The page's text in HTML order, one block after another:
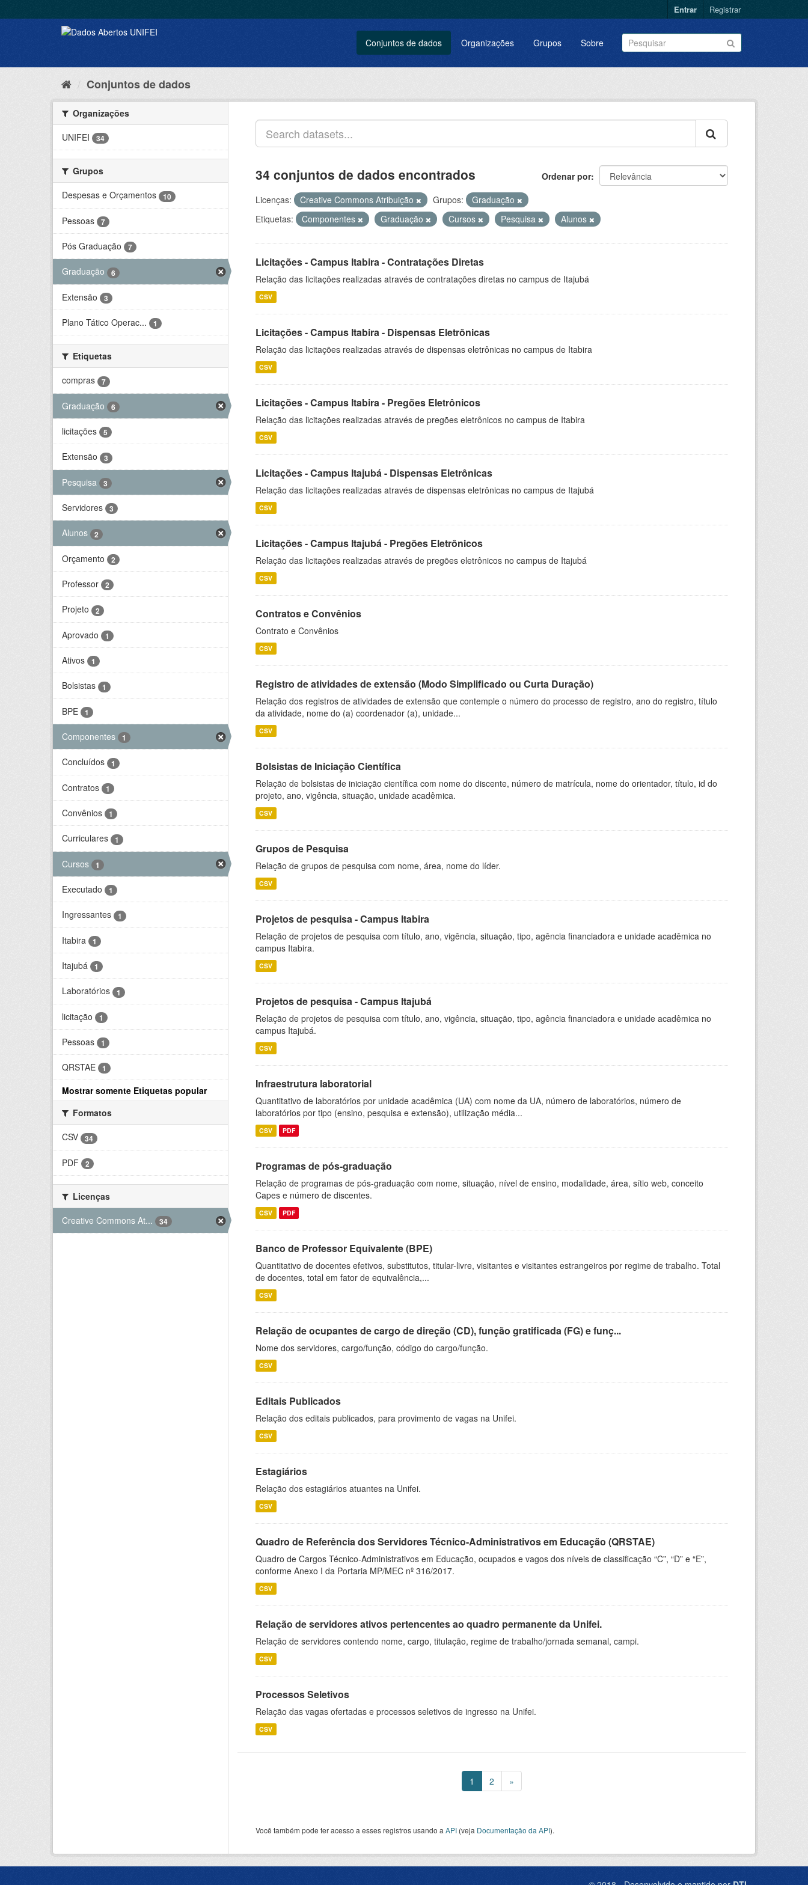
Entrar Registrar
Conjuntos de dados Organizações Grupos Sobre
Conjuntos de dados
Organizações
UNIFEI
34
Grupos
Despesas e Orçamentos
10
Pessoas 7
Pós Graduação 7
Graduação 6
Extensão 3
Plano Tático Operac... 1
Etiquetas
compras
7
Graduação 6
licitações 5
Extensão 3
Pesquisa 3
Servidores 3
Alunos 2
Orçamento 2
Professor 2
Projeto 2
Aprovado 1
Ativos 1
Bolsistas 1
BPE 1
Componentes 1
Concluídos 1
Contratos 1
Convênios 1
Curriculares 1
Cursos 1
Executado 1
Ingressantes 1
Itabira 1
Itajubá 1
Laboratórios 1
licitação 1
Pessoas 1
QRSTAE 1
Mostrar somente Etiquetas popular
Formatos
CSV
34
PDF 2
Licenças
Creative Commons At...
34
Ordenar por
34 conjuntos de dados encontrados
Licenças: Creative Commons Atribuição Grupos:
Graduação
Etiquetas:
Componentes Graduação Cursos Pesquisa Alunos
Licitações - Campus Itabira - Contratações Diretas
Relação das licitações realizadas através de contratações diretas no campus de Itajubá
CSV
Licitações - Campus Itabira - Dispensas Eletrônicas
Relação das licitações realizadas através de dispensas eletrônicas no campus de Itabira
CSV
Licitações - Campus Itabira - Pregões Eletrônicos
Relação das licitações realizadas através de pregões eletrônicos no campus de Itabira
CSV
Licitações - Campus Itajubá - Dispensas Eletrônicas
Relação das licitações realizadas através de dispensas eletrônicas no campus de Itajubá
CSV
Licitações - Campus Itajubá - Pregões Eletrônicos
Relação das licitações realizadas através de pregões eletrônicos no campus de Itajubá
CSV
Contratos e Convênios
Contrato e Convênios
CSV
Registro de atividades de extensão (Modo Simplificado ou Curta Duração)
Relação dos registros de atividades de extensão que contemple o número do processo de registro, ano do registro, título
da atividade, nome do (a) coordenador (a), unidade...
CSV
Bolsistas de Iniciação Científica
Relação de bolsistas de iniciação científica com nome do discente, número de matrícula, nome do orientador, título, id do
projeto, ano, vigência, situação, unidade acadêmica.
CSV
Grupos de Pesquisa
Relação de grupos de pesquisa com nome, área, nome do líder.
CSV
Projetos de pesquisa - Campus Itabira
Relação de projetos de pesquisa com título, ano, vigência, situação, tipo, agência financiadora e unidade acadêmica no
campus Itabira.
CSV
Projetos de pesquisa - Campus Itajubá
Relação de projetos de pesquisa com título, ano, vigência, situação, tipo, agência financiadora e unidade acadêmica no
campus Itajubá.
CSV
Infraestrutura laboratorial
Quantitativo de laboratórios por unidade acadêmica (UA) com nome da UA, número de laboratórios, número de
laboratórios por tipo (ensino, pesquisa e extensão), utilização média...
CSV PDF
Programas de pós-graduação
Relação de programas de pós-graduação com nome, situação, nível de ensino, modalidade, área, sítio web, conceito
Capes e número de discentes.
CSV PDF
Banco de Professor Equivalente (BPE)
Quantitativo de docentes efetivos, substitutos, titular-livre, visitantes e visitantes estrangeiros por regime de trabalho. Total
de docentes, total em fator de equivalência,...
CSV
Relação de ocupantes de cargo de direção (CD), função gratificada (FG) e funç...
Nome dos servidores, cargo/função, código do cargo/função.
CSV
Editais Publicados
Relação dos editais publicados, para provimento de vagas na Unifei.
CSV
Estagiários
Relação dos estagiários atuantes na Unifei.
CSV
Quadro de Referência dos Servidores Técnico-Administrativos em Educação (QRSTAE)
Quadro de Cargos Técnico-Administrativos em Educação, ocupados e vagos dos níveis de classificação “C”, “D” e “E”,
conforme Anexo I da Portaria MP/MEC nº 316/2017.
CSV
Relação de servidores ativos pertencentes ao quadro permanente da Unifei.
Relação de servidores contendo nome, cargo, titulação, regime de trabalho/jornada semanal, campi.
CSV
Processos Seletivos
Relação das vagas ofertadas e processos seletivos de ingresso na Unifei.
CSV
1 2 »
Você também pode ter acesso a esses registros usando a API (veja Documentação da API).